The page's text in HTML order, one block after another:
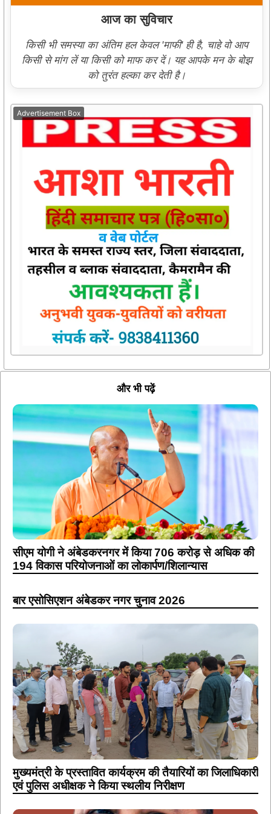
आज का सुविचार
किसी भी समस्या का अंतिम हल केवल 'माफी' ही है, चाहे वो आप
किसी से मांग लें या किसी को माफ कर दें। यह आपके मन के बोझ
को तुरंत हल्का कर देती है।
Advertisement Box
और भी पढ़ें
सीएम योगी ने अंबेडकरनगर में किया 706 करोड़ से अधिक की
194 विकास परियोजनाओं का लोकार्पण/शिलान्यास
बार एसोसिएशन अंबेडकर नगर चुनाव 2026
मुख्यमंत्री के प्रस्तावित कार्यक्रम की तैयारियों का जिलाधिकारी
एवं पुलिस अधीक्षक ने किया स्थलीय निरीक्षण